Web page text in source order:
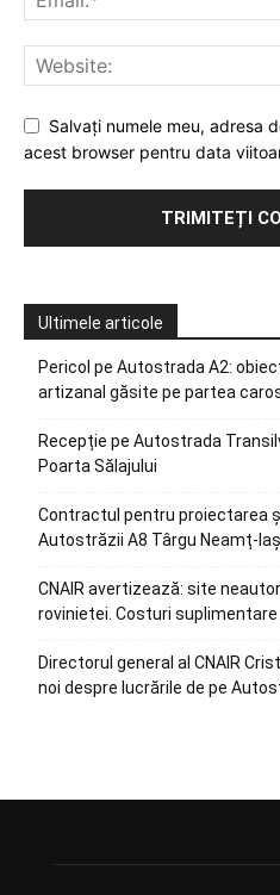
Salvați numele meu, adresa
acest browser pentru data
Ultimele articole
Pericol pe Autostrada A2:
artizanal găsite pe partea
Recepție pe Autostrada
Poarta Sălajului
Contractul pentru proiectarea
Autostrăzii A8 Târgu Neamț-
CNAIR avertizează: site
rovinietei. Costuri suplimentare
Directorul general al CNAIR
noi despre lucrările de pe